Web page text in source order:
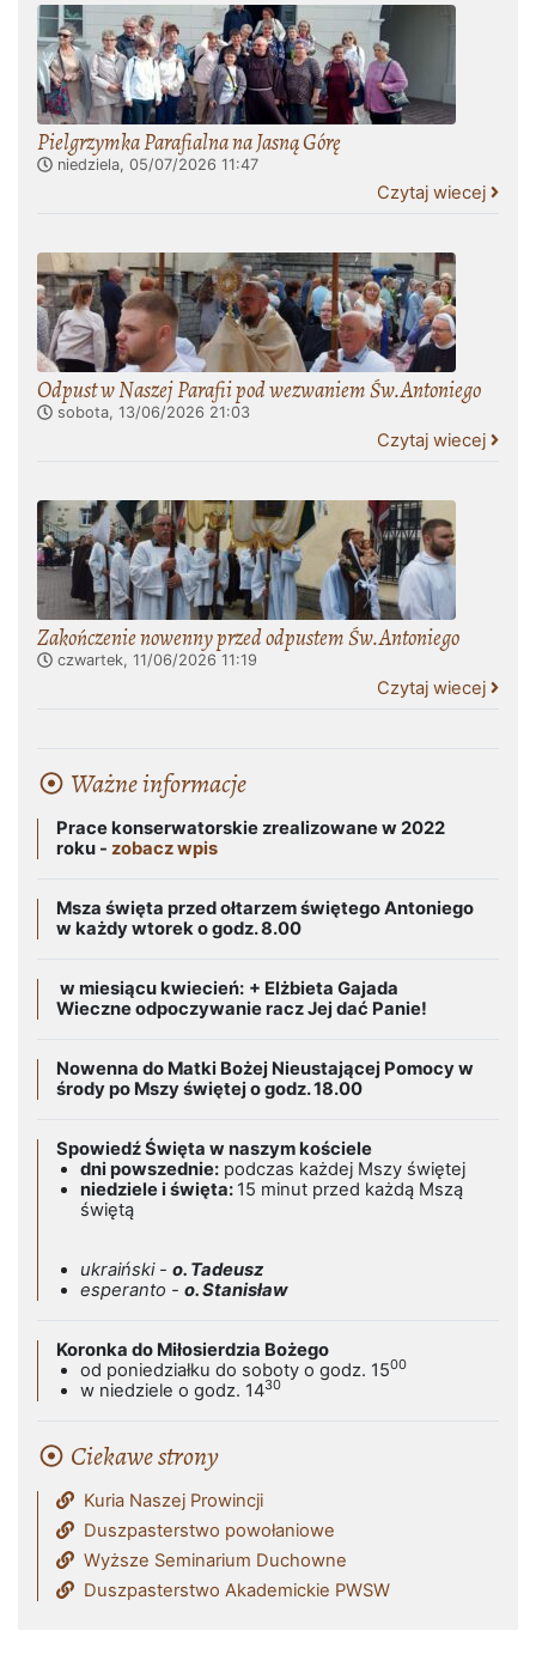
Pielgrzymka Parafialna na Jasną Górę
niedziela, 05/07/2026 11:47
Czytaj wiecej
Odpust w Naszej Parafii pod wezwaniem Św.Antoniego
sobota, 13/06/2026 21:03
Czytaj wiecej
Zakończenie nowenny przed odpustem Św.Antoniego
czwartek, 11/06/2026 11:19
Czytaj wiecej
Ważne informacje
Prace konserwatorskie zrealizowane w 2022
roku - zobacz wpis
Msza święta przed ołtarzem świętego Antoniego
w każdy wtorek o godz. 8.00
w miesiącu kwiecień: + Elżbieta Gajada
Wieczne odpoczywanie racz Jej dać Panie!
Nowenna do Matki Bożej Nieustającej Pomocy w
środy po Mszy świętej o godz. 18.00
Spowiedź Święta w naszym kościele
dni powszednie: podczas każdej Mszy świętej
niedziele i święta: 15 minut przed każdą Mszą
świętą
ukraiński - o. Tadeusz
esperanto - o. Stanisław
Koronka do Miłosierdzia Bożego
od poniedziałku do soboty o godz. 1500
w niedziele o godz. 1430
Ciekawe strony
Kuria Naszej Prowincji
Duszpasterstwo powołaniowe
Wyższe Seminarium Duchowne
Duszpasterstwo Akademickie PWSW